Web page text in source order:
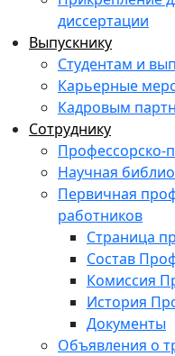
диссертации
Выпускнику
Студентам и
Карьерные
Кадровым
Сотруднику
Профессорско-
Научная
Первичная
работников
Страница
Состав
Комиссия
История
Документы
Объявления о